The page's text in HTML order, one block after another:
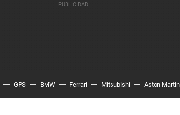
GPS BMW Ferrari Mitsubishi Aston Martin